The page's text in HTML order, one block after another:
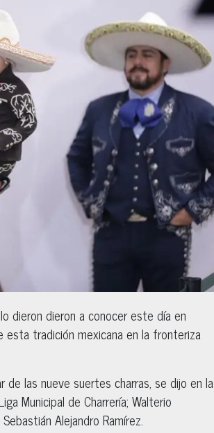
dieron dieron a conocer este día en
tradición mexicana en la fronteriza
las nueve suertes charras, se dijo en la
Municipal de Charrería; Walterio
Alejandro Ramírez.